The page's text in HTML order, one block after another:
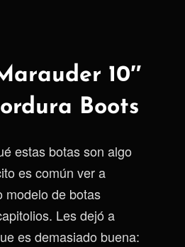
10″
Boots
estas botas son algo
es común ver a
modelo de botas
Les dejó a
es demasiado buena: